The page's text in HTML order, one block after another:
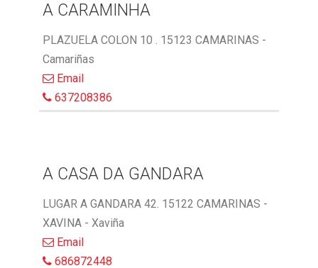
A CARAMINHA
PLAZUELA COLON 10 . 15123 CAMARINAS -
Camariñas
Email
637208386
A CASA DA GANDARA
LUGAR A GANDARA 42. 15122 CAMARINAS -
XAVINA - Xaviña
Email
686872448